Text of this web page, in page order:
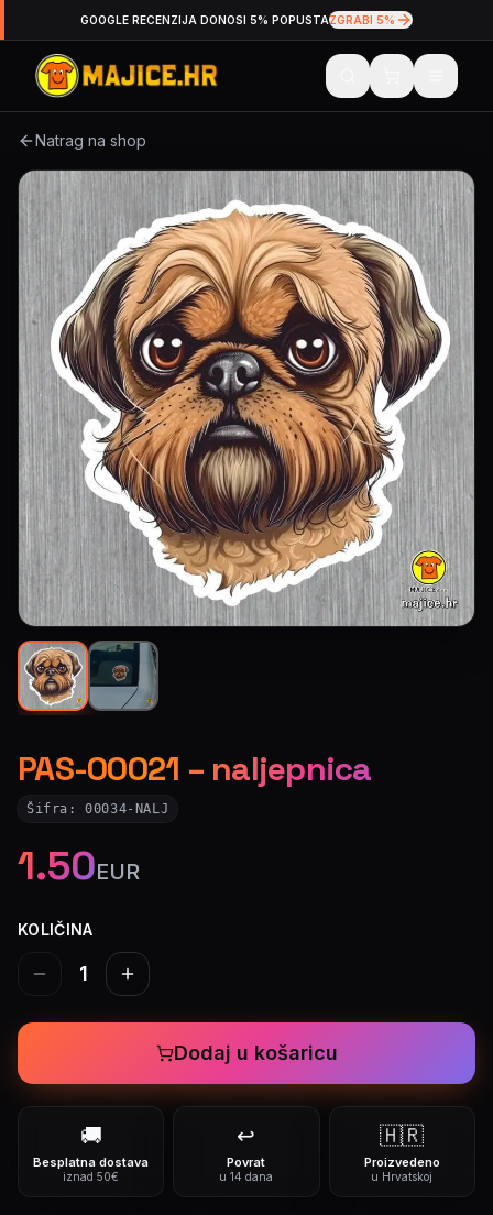
GOOGLE RECENZIJA DONOSI 5% POPUSTAZGRABI 5%
Natrag na shop
PAS-00021 – naljepnica
Šifra:00034-NALJ
1.50EUR
KOLIČINA
1
Dodaj u košaricu
🚚
Besplatna dostava
iznad 50€
↩️
Povrat
u 14 dana
🇭🇷
Proizvedeno
u Hrvatskoj